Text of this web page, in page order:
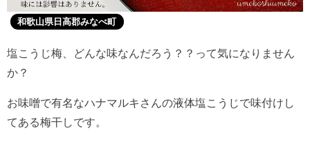
和歌山県日高郡みなべ町
塩こうじ梅、どんな味なんだろう？？って気になりません
か？
お味噌で有名なハナマルキさんの液体塩こうじで味付けし
てある梅干しです。